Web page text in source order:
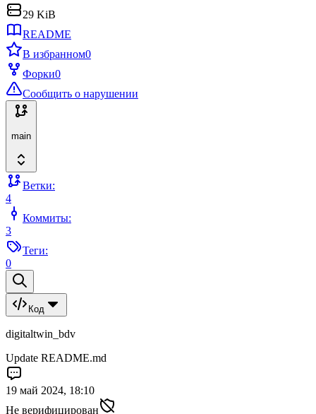
29 KiB
README
В избранном0
Форки0
Сообщить о нарушении
main
Ветки:
4
Коммиты:
3
Теги:
0
Код
digitaltwin_bdv
Update README.md
19 май 2024, 18:10
Не верифицирован